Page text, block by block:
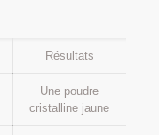
Résultats
Une poudre
cristalline jaune